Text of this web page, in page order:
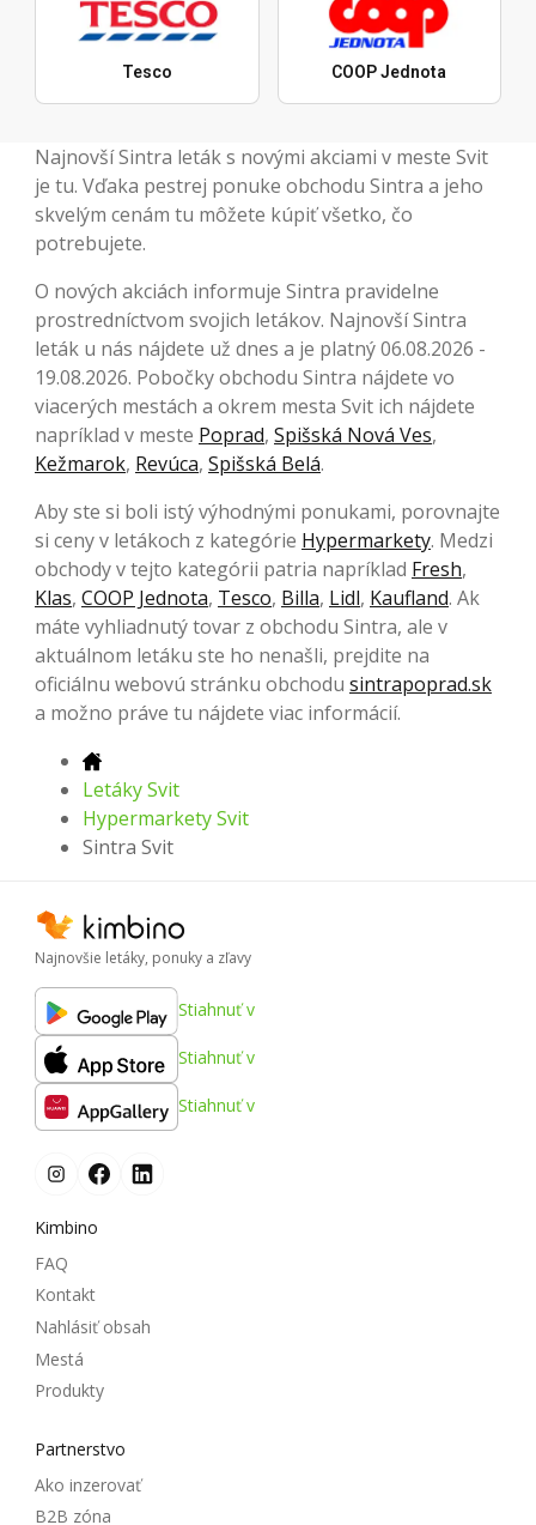
Tesco COOP Jednota
Najnovší Sintra leták s novými akciami v meste Svit
je tu. Vďaka pestrej ponuke obchodu Sintra a jeho
skvelým cenám tu môžete kúpiť všetko, čo
potrebujete.
O nových akciách informuje Sintra pravidelne
prostredníctvom svojich letákov. Najnovší Sintra
leták u nás nájdete už dnes a je platný 06.08.2026 -
19.08.2026. Pobočky obchodu Sintra nájdete vo
viacerých mestách a okrem mesta Svit ich nájdete
napríklad v meste Poprad, Spišská Nová Ves,
Kežmarok, Revúca, Spišská Belá.
Aby ste si boli istý výhodnými ponukami, porovnajte
si ceny v letákoch z kategórie Hypermarkety. Medzi
obchody v tejto kategórii patria napríklad Fresh,
Klas, COOP Jednota, Tesco, Billa, Lidl, Kaufland. Ak
máte vyhliadnutý tovar z obchodu Sintra, ale v
aktuálnom letáku ste ho nenašli, prejdite na
oficiálnu webovú stránku obchodu sintrapoprad.sk
a možno práve tu nájdete viac informácií.
Letáky Svit
Hypermarkety Svit
Sintra Svit
Najnovšie letáky, ponuky a zľavy
Stiahnuť v
Stiahnuť v
Stiahnuť v
Kimbino
FAQ
Kontakt
Nahlásiť obsah
Mestá
Produkty
Partnerstvo
Ako inzerovať
B2B zóna